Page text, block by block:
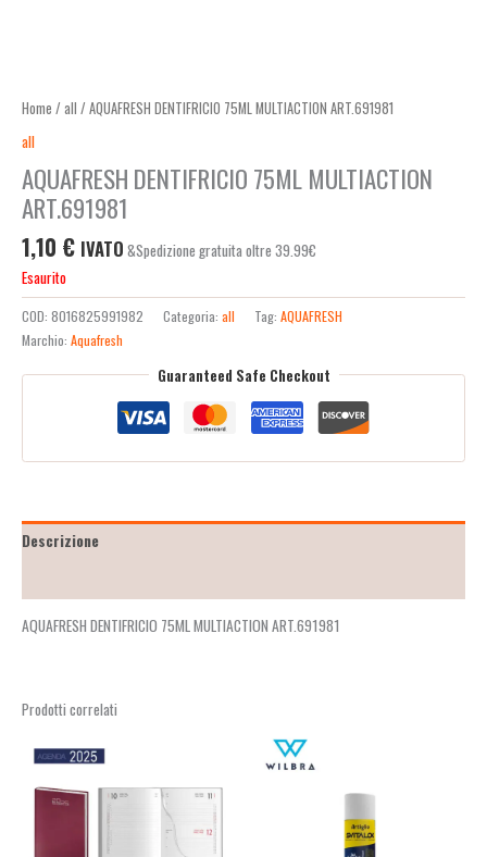
Home / all / AQUAFRESH DENTIFRICIO 75ML MULTIACTION ART.691981
all
AQUAFRESH DENTIFRICIO 75ML MULTIACTION
ART.691981
1,10 € IVATO &Spedizione gratuita oltre 39.99€
Esaurito
COD: 8016825991982 Categoria: all Tag: AQUAFRESH
Marchio: Aquafresh
Guaranteed Safe Checkout
Descrizione
AQUAFRESH DENTIFRICIO 75ML MULTIACTION ART.691981
Prodotti correlati